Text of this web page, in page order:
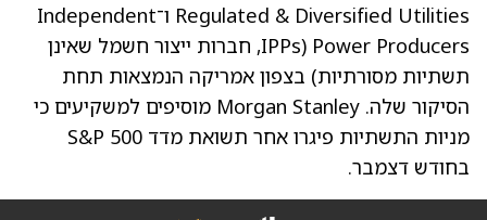
Regulated & Diversified Utilities ו־Independent
Power Producers (IPPs, חברות ייצור חשמל שאינן
תשתיות מסורתיות) בצפון אמריקה הנמצאות תחת
הסיקור שלה. Morgan Stanley מוסיפים למשקיעים כי
מניות התשתיות פיגרו אחר תשואת מדד S&P 500
בחודש דצמבר.